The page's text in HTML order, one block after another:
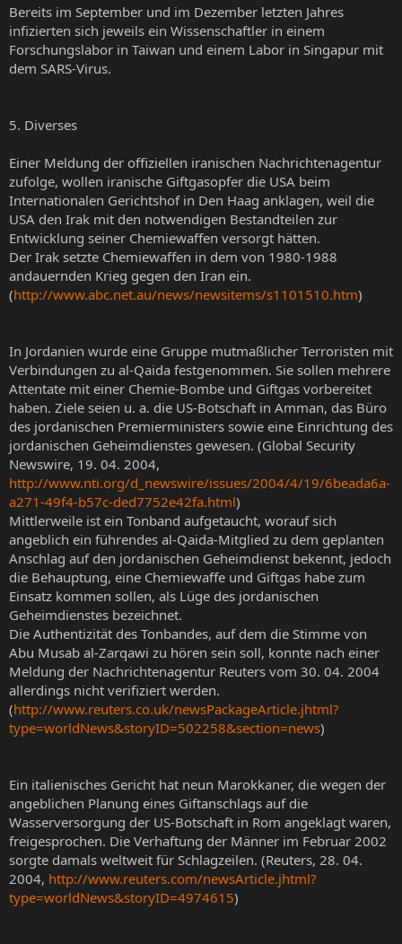
Bereits im September und im Dezember letzten Jahres
infizierten sich jeweils ein Wissenschaftler in einem
Forschungslabor in Taiwan und einem Labor in Singapur mit
dem SARS-Virus.
5. Diverses
Einer Meldung der offiziellen iranischen Nachrichtenagentur
zufolge, wollen iranische Giftgasopfer die USA beim
Internationalen Gerichtshof in Den Haag anklagen, weil die
USA den Irak mit den notwendigen Bestandteilen zur
Entwicklung seiner Chemiewaffen versorgt hätten.
Der Irak setzte Chemiewaffen in dem von 1980-1988
andauernden Krieg gegen den Iran ein.
(http://www.abc.net.au/news/newsitems/s1101510.htm)
In Jordanien wurde eine Gruppe mutmaßlicher Terroristen mit
Verbindungen zu al-Qaida festgenommen. Sie sollen mehrere
Attentate mit einer Chemie-Bombe und Giftgas vorbereitet
haben. Ziele seien u. a. die US-Botschaft in Amman, das Büro
des jordanischen Premierministers sowie eine Einrichtung des
jordanischen Geheimdienstes gewesen. (Global Security
Newswire, 19. 04. 2004,
http://www.nti.org/d_newswire/issues/2004/4/19/6beada6a-
a271-49f4-b57c-ded7752e42fa.html)
Mittlerweile ist ein Tonband aufgetaucht, worauf sich
angeblich ein führendes al-Qaida-Mitglied zu dem geplanten
Anschlag auf den jordanischen Geheimdienst bekennt, jedoch
die Behauptung, eine Chemiewaffe und Giftgas habe zum
Einsatz kommen sollen, als Lüge des jordanischen
Geheimdienstes bezeichnet.
Die Authentizität des Tonbandes, auf dem die Stimme von
Abu Musab al-Zarqawi zu hören sein soll, konnte nach einer
Meldung der Nachrichtenagentur Reuters vom 30. 04. 2004
allerdings nicht verifiziert werden.
(http://www.reuters.co.uk/newsPackageArticle.jhtml?
type=worldNews&storyID=502258&section=news)
Ein italienisches Gericht hat neun Marokkaner, die wegen der
angeblichen Planung eines Giftanschlags auf die
Wasserversorgung der US-Botschaft in Rom angeklagt waren,
freigesprochen. Die Verhaftung der Männer im Februar 2002
sorgte damals weltweit für Schlagzeilen. (Reuters, 28. 04.
2004, http://www.reuters.com/newsArticle.jhtml?
type=worldNews&storyID=4974615)